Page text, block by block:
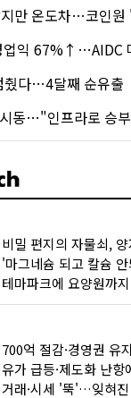
만 온도차…코인원
업익 67%↑…AIDC
췄다…4달째 순유출
동…"인프라로 승
비밀 편지의 자물쇠,
유가 급등·제도화 난
거래·시세 '뚝'…잊혀